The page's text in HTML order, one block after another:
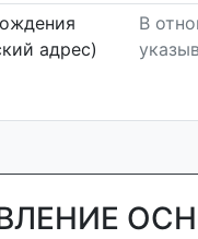
адрес)
В